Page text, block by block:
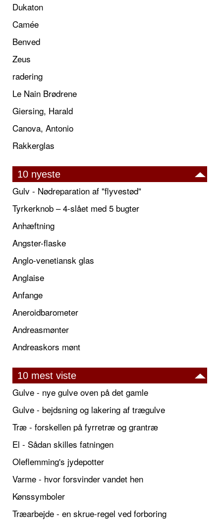
Dukaton
Camée
Benved
Zeus
radering
Le Nain Brødrene
Giersing, Harald
Canova, Antonio
Rakkerglas
10 nyeste
Gulv - Nødreparation af "flyvestød"
Tyrkerknob – 4-slået med 5 bugter
Anhæftning
Angster-flaske
Anglo-venetiansk glas
Anglaise
Anfange
Aneroidbarometer
Andreasmønter
Andreaskors mønt
10 mest viste
Gulve - nye gulve oven på det gamle
Gulve - bejdsning og lakering af trægulve
Træ - forskellen på fyrretræ og grantræ
El - Sådan skilles fatningen
Oleflemming's jydepotter
Varme - hvor forsvinder vandet hen
Kønssymboler
Træarbejde - en skrue-regel ved forboring